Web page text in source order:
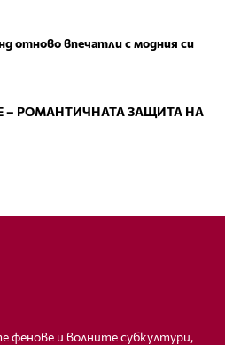
отново впечатли с модния си
– РОМАНТИЧНАТА ЗАЩИТА НА
и волните субкултури,